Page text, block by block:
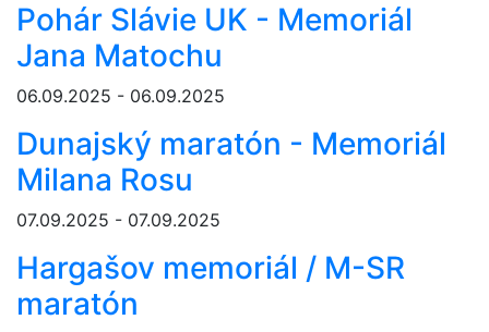
Pohár Slávie UK - Memoriál
Jana Matochu
06.09.2025 - 06.09.2025
Dunajský maratón - Memoriál
Milana Rosu
07.09.2025 - 07.09.2025
Hargašov memoriál / M-SR
maratón